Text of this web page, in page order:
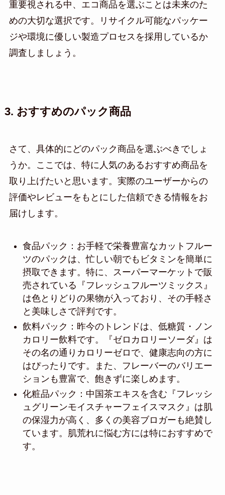
重要視される中、エコ商品を選ぶことは未来のた
めの大切な選択です。リサイクル可能なパッケー
ジや環境に優しい製造プロセスを採用しているか
調査しましょう。
3. おすすめのパック商品
さて、具体的にどのパック商品を選ぶべきでしょ
うか。ここでは、特に人気のあるおすすめ商品を
取り上げたいと思います。実際のユーザーからの
評価やレビューをもとにした信頼できる情報をお
届けします。
食品パック：お手軽で栄養豊富なカットフルー
ツのパックは、忙しい朝でもビタミンを簡単に
摂取できます。特に、スーパーマーケットで販
売されている『フレッシュフルーツミックス』
は色とりどりの果物が入っており、その手軽さ
と美味しさで評判です。
飲料パック：昨今のトレンドは、低糖質・ノン
カロリー飲料です。『ゼロカロリーソーダ』は
その名の通りカロリーゼロで、健康志向の方に
はぴったりです。また、フレーバーのバリエー
ションも豊富で、飽きずに楽しめます。
化粧品パック：中国茶エキスを含む『フレッシ
ュグリーンモイスチャーフェイスマスク』は肌
の保湿力が高く、多くの美容ブロガーも絶賛し
ています。肌荒れに悩む方には特におすすめで
す。